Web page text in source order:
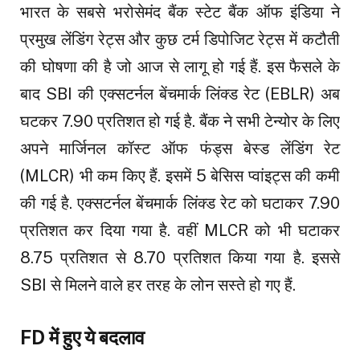
भारत के सबसे भरोसेमंद बैंक स्टेट बैंक ऑफ इंडिया ने
प्रमुख लेंडिंग रेट्स और कुछ टर्म डिपोजिट रेट्स में कटौती
की घोषणा की है जो आज से लागू हो गई हैं. इस फैसले के
बाद SBI की एक्सटर्नल बेंचमार्क लिंक्ड रेट (EBLR) अब
घटकर 7.90 प्रतिशत हो गई है. बैंक ने सभी टेन्योर के लिए
अपने मार्जिनल कॉस्ट ऑफ फंड्स बेस्ड लेंडिंग रेट
(MLCR) भी कम किए हैं. इसमें 5 बेसिस प्वांइट्स की कमी
की गई है. एक्सटर्नल बेंचमार्क लिंक्ड रेट को घटाकर 7.90
प्रतिशत कर दिया गया है. वहीं MLCR को भी घटाकर
8.75 प्रतिशत से 8.70 प्रतिशत किया गया है. इससे
SBI से मिलने वाले हर तरह के लोन सस्ते हो गए हैं.
FD में हुए ये बदलाव